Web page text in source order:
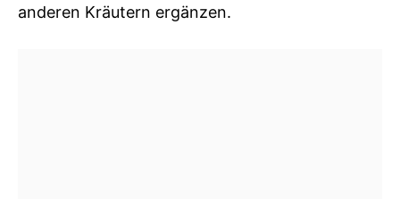
anderen Kräutern ergänzen.